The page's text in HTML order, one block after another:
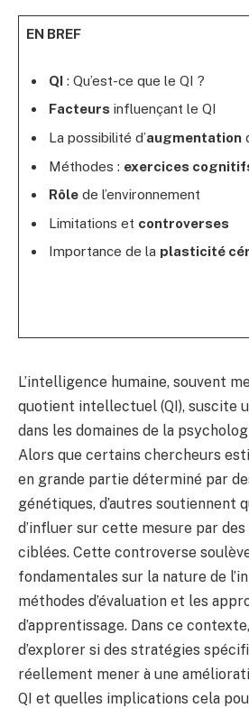
EN BREF
QI: Qu’est-ce que le QI ?
Facteurs influençant le QI
La possibilité d’augmentation
Méthodes : exercices
Rôlede l’environnement
Limitations et controverses
Importance de la plasticité
L’intelligence humaine, souvent
quotient intellectuel (QI), suscite
dans les domaines de la
Alors que certains chercheurs
en grande partie déterminé par
génétiques, d’autres soutiennent
d’influer sur cette mesure par
ciblées. Cette controverse
fondamentales sur la nature de
méthodes d’évaluation et les
d’apprentissage. Dans ce
d’explorer si des stratégies
réellement mener à une
QI et quelles implications cela